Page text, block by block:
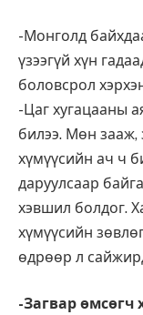
-Монголд
үзээгүй хүн
боловсрол
-Цаг хугацааны
билээ. Мөн
хүмүүсийн ач ч
даруулсаар
хэвшил болдог.
хүмүүсийн
өдрөөр л
-Загвар өмсөгч